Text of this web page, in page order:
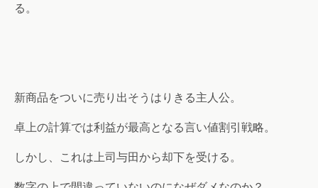
る。
新商品をついに売り出そうはりきる主人公。
卓上の計算では利益が最高となる言い値割引戦略。
しかし、これは上司与田から却下を受ける。